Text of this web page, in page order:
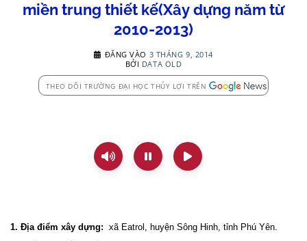
miền trung thiết kế(Xây dựng năm từ
2010-2013)
ĐĂNG VÀO 3 THÁNG 9, 2014
BỞI DATA OLD
THEO DÕI TRƯỜNG ĐẠI HỌC THỦY LỢI TRÊN
1. Địa điểm xây dựng: xã Eatrol, huyện Sông Hinh, tỉnh Phú Yên.